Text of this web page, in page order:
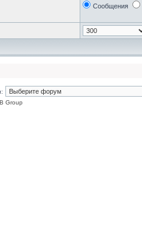
Сообщения
Group